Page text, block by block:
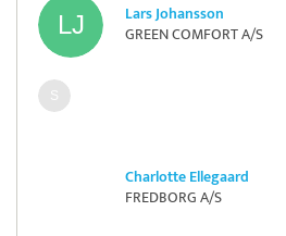
Lars Johansson
GREEN COMFORT A/S
Charlotte Ellegaard
FREDBORG A/S